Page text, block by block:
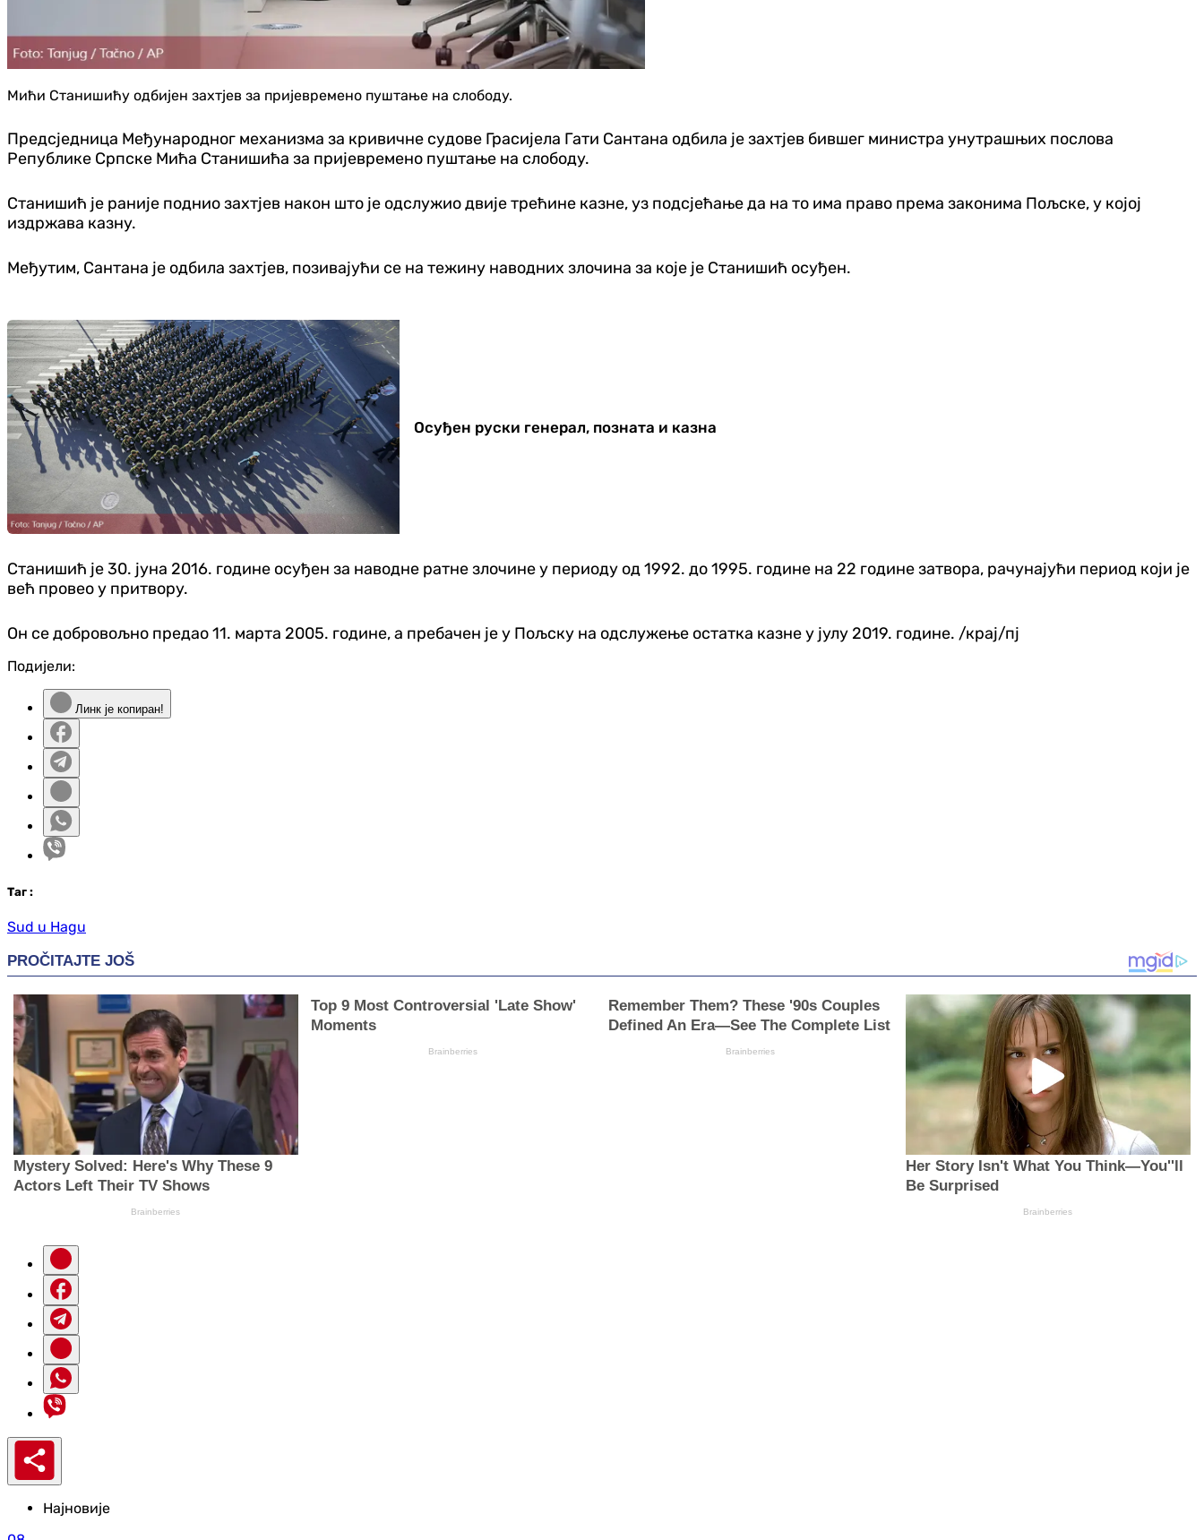
Мићи Станишићу одбијен захтјев за пријевремено пуштање на слободу.
Предсједница Међународног механизма за кривичне судове Грасијела Гати Сантана одбила је захтјев бившег министра унутрашњих послова
Републике Српске Мића Станишића за пријевремено пуштање на слободу.
Станишић је раније поднио захтјев након што је одслужио двије трећине казне, уз подсјећање да на то има право према законима Пољске, у којој
издржава казну.
Међутим, Сантана је одбила захтјев, позивајући се на тежину наводних злочина за које је Станишић осуђен.
Осуђен руски генерал, позната и казна
Станишић је 30. јуна 2016. године осуђен за наводне ратне злочине у периоду од 1992. до 1995. године на 22 године затвора, рачунајући период који је
већ провео у притвору.
Он се добровољно предао 11. марта 2005. године, а пребачен је у Пољску на одслужење остатка казне у јулу 2019. године. /крај/пј
Подијели:
Линк је копиран!
Таг :
Sud u Hagu
Најновије